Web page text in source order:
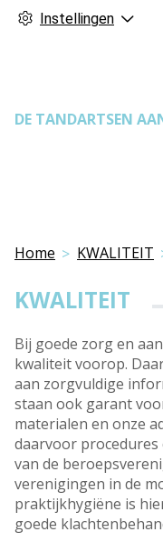
Instellingen
DE TANDARTSEN
Home KWALITEIT
KWALITEIT
Bij goede zorg en
kwaliteit voorop.
aan zorgvuldige
staan ook garant
materialen en onze
daarvoor
van de
verenigingen in de
praktijkhygiëne is
goede